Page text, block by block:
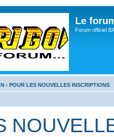
Le
Forum officiel
‹ POUR LES NOUVELLES INSCRIPTIONS